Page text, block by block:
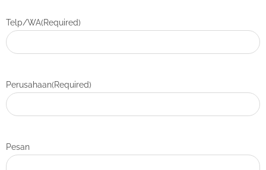
Telp/WA(Required)
Perusahaan(Required)
Pesan